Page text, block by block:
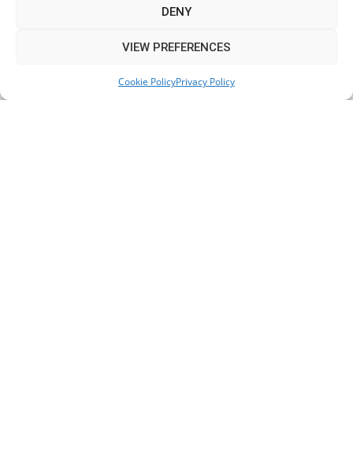
DENY
VIEW PREFERENCES
Cookie PolicyPrivacy Policy
This website uses cookies to improve your experience. We'll
Accept
Read More